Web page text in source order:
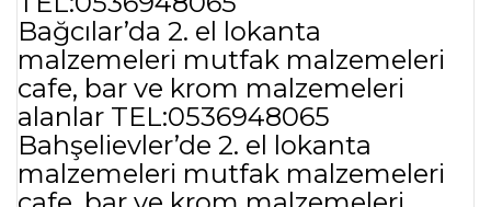
Bağcılar’da 2. el lokanta
malzemeleri mutfak malzemeleri
cafe, bar ve krom malzemeleri
alanlar TEL:0536948065
Bahşelievler’de 2. el lokanta
malzemeleri mutfak malzemeleri